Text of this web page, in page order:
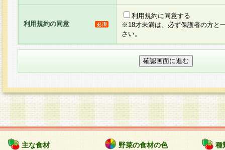
りま す。
3.当社は、会員の事前の承諾を得ることなく、当
方 法・手段にて、本規約を任意に制定、変更ま
きるものとします。改定後の本規約等は、本規約
に掲示したときに、その 他の諸規定については
てその効力を生じるものとします。
4.本規約は、会員登録希望者による会員登録手続
の当社による会員登録の承認が完了した時点で会
たものとみなされ、会員に対して適用されるもの
利用規約の同意
利用規約に同意する
※18才未満は、必ず保護者の方と
さい。
主な食材 野菜の食材の色 種